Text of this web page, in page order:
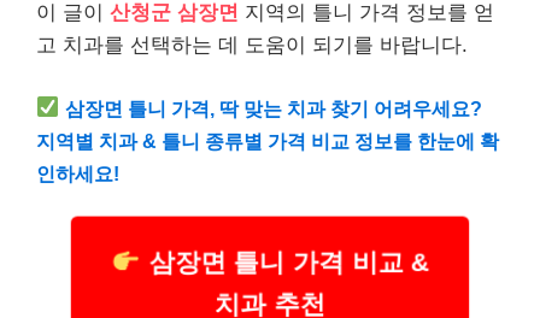
이 글이 산청군 삼장면 지역의 틀니 가격 정보를 얻
고 치과를 선택하는 데 도움이 되기를 바랍니다.
삼장면 틀니 가격, 딱 맞는 치과 찾기 어려우세요?
지역별 치과 & 틀니 종류별 가격 비교 정보를 한눈에 확
인하세요!
삼장면 틀니 가격 비교 &
치과 추천